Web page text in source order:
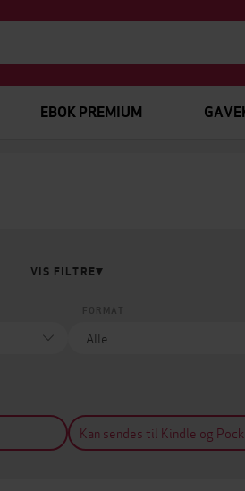
EBOK PREMIUM
VIS FILTRE
Kan sendes til Kindle og